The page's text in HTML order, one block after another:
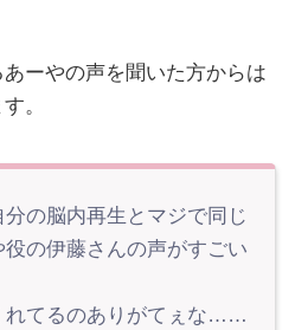
ーやの声を聞いた方からは
。
の脳内再生とマジで同じ
の伊藤さんの声がすごい
れてるのありがてぇな……